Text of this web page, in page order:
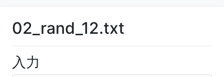
02_rand_12.txt
入力